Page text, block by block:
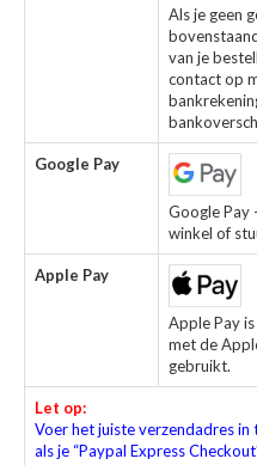
Als je geen
van je
contact op
Google Pay
Google Pay
winkel of
Apple Pay
Apple Pay
met de
gebruikt.
Let op:
Voer het juiste verzendadres in
als je “Paypal Express